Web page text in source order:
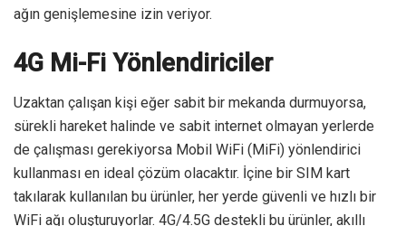
ağın genişlemesine izin veriyor.
4G Mi-Fi Yönlendiriciler
Uzaktan çalışan kişi eğer sabit bir mekanda durmuyorsa,
sürekli hareket halinde ve sabit internet olmayan yerlerde
de çalışması gerekiyorsa Mobil WiFi (MiFi) yönlendirici
kullanması en ideal çözüm olacaktır. İçine bir SIM kart
takılarak kullanılan bu ürünler, her yerde güvenli ve hızlı bir
WiFi ağı oluşturuyorlar. 4G/4.5G destekli bu ürünler, akıllı